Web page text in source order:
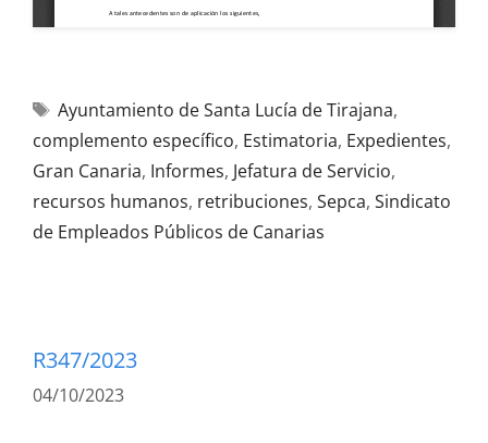
Ayuntamiento de Santa Lucía de Tirajana,
complemento específico, Estimatoria, Expedientes,
Gran Canaria, Informes, Jefatura de Servicio,
recursos humanos, retribuciones, Sepca, Sindicato
de Empleados Públicos de Canarias
R347/2023
04/10/2023